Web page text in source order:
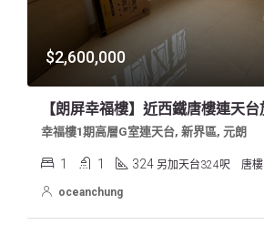
$2,600,000
幸福樓1期高層G室連天台, 新界區, 元朗
1 1 324 另加天台324呎 唐樓
oceanchung